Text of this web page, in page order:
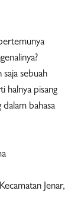
saja sebuah
halnya pisang
dalam bahasa
Jenar,